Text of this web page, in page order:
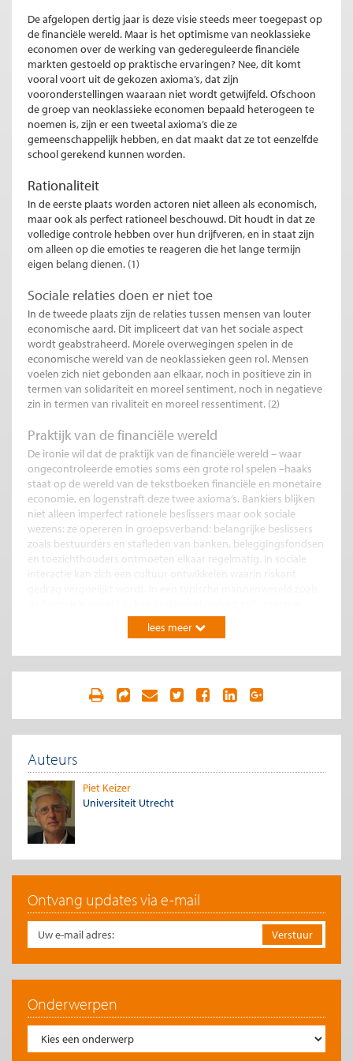
De afgelopen dertig jaar is deze visie steeds meer toegepast op
de financiële wereld. Maar is het optimisme van neoklassieke
economen over de werking van gedereguleerde financiële
markten gestoeld op praktische ervaringen? Nee, dit komt
vooral voort uit de gekozen axioma’s, dat zijn
vooronderstellingen waaraan niet wordt getwijfeld. Ofschoon
de groep van neoklassieke economen bepaald heterogeen te
noemen is, zijn er een tweetal axioma’s die ze
gemeenschappelijk hebben, en dat maakt dat ze tot eenzelfde
school gerekend kunnen worden.
Rationaliteit
In de eerste plaats worden actoren niet alleen als economisch,
maar ook als perfect rationeel beschouwd. Dit houdt in dat ze
volledige controle hebben over hun drijfveren, en in staat zijn
om alleen op die emoties te reageren die het lange termijn
eigen belang dienen. (1)
Sociale relaties doen er niet toe
In de tweede plaats zijn de relaties tussen mensen van louter
economische aard. Dit impliceert dat van het sociale aspect
wordt geabstraheerd. Morele overwegingen spelen in de
economische wereld van de neoklassieken geen rol. Mensen
voelen zich niet gebonden aan elkaar, noch in positieve zin in
termen van solidariteit en moreel sentiment, noch in negatieve
zin in termen van rivaliteit en moreel ressentiment. (2)
Praktijk van de financiële wereld
De ironie wil dat de praktijk van de financiële wereld – waar
ongecontroleerde emoties soms een grote rol spelen –haaks
staat op de wereld van de tekstboeken financiële en monetaire
economie, en logenstraft deze twee axioma’s. Bankiers blijken
niet alleen imperfect rationele beslissers maar ook sociale
wezens: ze opereren in groepsverband: belangrijke beslissers
zoals bestuurders en stafleden van banken, beleggingsfondsen
en toezichthouders ontmoeten elkaar regelmatig. In sociale
opleveren. Een neoklassiek econoom kan dergelijke
ontwikkelingen niet waarnemen, en kan dan ook niet begrijpen
het roer. Zo ontstaan begrippen als ‘woekerpolis’ en ‘excessieve
kunnen voorkomen.
sociale processen ook kunnen waarnemen, en bleken vrije
markteconomieën fragiel en instabiel te zijn. Het heeft toen
geleid tot links-radicale en rechts-radicale politieke
bewegingen. Mensen blijken niet bereid te zijn te wachten
totdat de neoklassieke lange termijn is aangebroken, wanneer
vraag en aanbod elkaar weer hebben gevonden. “In the long
Twee economen uit de praktijk
Een tweetal voorbeelden van neoklassiek denken van
gerespecteerde economen kan dienen als illustratie. In een
interview in de NRC Handelsblad van 20 september jongstleden
ontvouwt Lex Hoogduin, chief economist van Robeco en
de universiteit van Amsterdam, zijn visie op de actuele
financiële crisis. Hij constateert dat niemand schuldig is aan de
crisis, of anderszins dat iedereen daar schuld aan heeft.
‘Hoogmoedig’ gedrag kan alleen achteraf worden vastgesteld.
lees meer
Auteurs
Piet Keizer
Universiteit Utrecht
Ontvang updates via e-mail
Onderwerpen